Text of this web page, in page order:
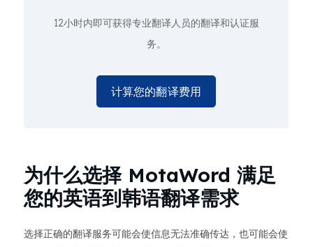
12小时内即可获得专业翻译人员的翻译和认证服
务。
计算您的翻译费用
为什么选择 MotaWord 满足
您的英语到韩语翻译需求
选择正确的翻译服务可能会使信息无法准确传达，也可能会使